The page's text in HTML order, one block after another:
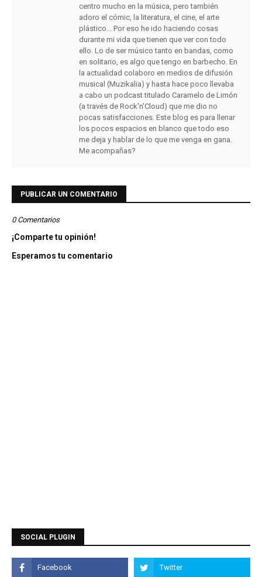
centro mucho en la música, pero también
adoro el cómic, la literatura, el cine, el arte
plástico... Por eso he ido haciendo cosas
durante mi vida que tienen que ver con todo
ello. Lo de ser músico tanto en bandas, como
en solitario, es algo que tengo en barbecho. En
la actualidad colaboro en medios de difusión
musical (Muzikalia) y hasta hace poco llevaba
a cabo un podcast titulado Caramelo de Limón
(a través de Rock'n'Cloud) que me dio no
pocas satisfacciones. Este blog es para llenar
los pocos espacios en blanco que todo eso
me deja y hablar de lo que me venga en gana.
Me acompañas?
PUBLICAR UN COMENTARIO
0 Comentarios
¡Comparte tu opinión!
Esperamos tu comentario
SOCIAL PLUGIN